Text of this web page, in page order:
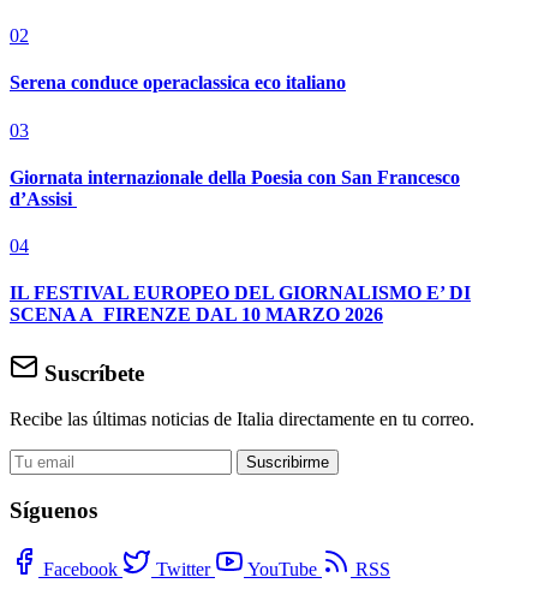
02
Serena conduce operaclassica eco italiano
03
Giornata internazionale della Poesia con San Francesco
d’Assisi
04
IL FESTIVAL EUROPEO DEL GIORNALISMO E’ DI
SCENA A FIRENZE DAL 10 MARZO 2026
Suscríbete
Recibe las últimas noticias de Italia directamente en tu correo.
Suscribirme
Síguenos
Facebook Twitter YouTube RSS